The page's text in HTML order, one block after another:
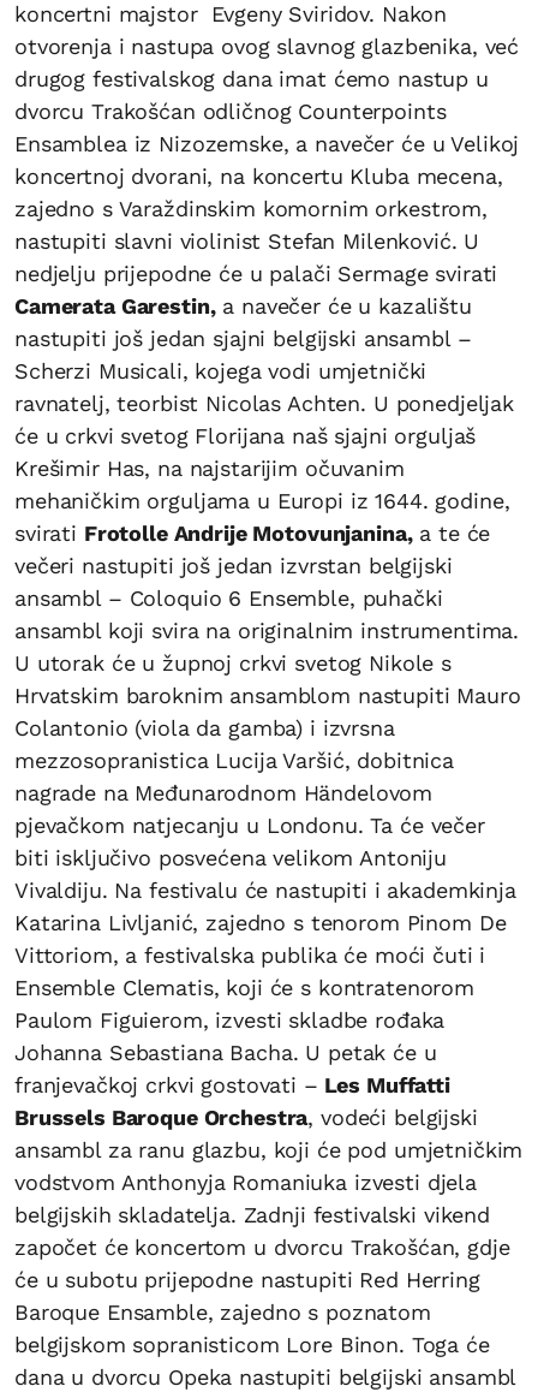
koncertni majstor Evgeny Sviridov. Nakon
otvorenja i nastupa ovog slavnog glazbenika, već
drugog festivalskog dana imat ćemo nastup u
dvorcu Trakošćan odličnog Counterpoints
Ensamblea iz Nizozemske, a navečer će u Velikoj
koncertnoj dvorani, na koncertu Kluba mecena,
zajedno s Varaždinskim komornim orkestrom,
nastupiti slavni violinist Stefan Milenković. U
nedjelju prijepodne će u palači Sermage svirati
Camerata Garestin,a navečer će u kazalištu
nastupiti još jedan sjajni belgijski ansambl –
Scherzi Musicali, kojega vodi umjetnički
ravnatelj, teorbist Nicolas Achten. U ponedjeljak
će u crkvi svetog Florijana naš sjajni orguljaš
Krešimir Has, na najstarijim očuvanim
mehaničkim orguljama u Europi iz 1644. godine,
svirati Frotolle Andrije Motovunjanina,a te će
večeri nastupiti još jedan izvrstan belgijski
ansambl – Coloquio 6 Ensemble, puhački
ansambl koji svira na originalnim instrumentima.
U utorak će u župnoj crkvi svetog Nikole s
Hrvatskim baroknim ansamblom nastupiti Mauro
Colantonio (viola da gamba) i izvrsna
mezzosopranistica Lucija Varšić, dobitnica
nagrade na Međunarodnom Händelovom
pjevačkom natjecanju u Londonu. Ta će večer
biti isključivo posvećena velikom Antoniju
Vivaldiju. Na festivalu će nastupiti i akademkinja
Katarina Livljanić, zajedno s tenorom Pinom De
Vittoriom, a festivalska publika će moći čuti i
Ensemble Clematis, koji će s kontratenorom
Paulom Figuierom, izvesti skladbe rođaka
Johanna Sebastiana Bacha. U petak će u
franjevačkoj crkvi gostovati – Les Muffatti
Brussels Baroque Orchestra, vodeći belgijski
ansambl za ranu glazbu, koji će pod umjetničkim
vodstvom Anthonyja Romaniuka izvesti djela
belgijskih skladatelja. Zadnji festivalski vikend
započet će koncertom u dvorcu Trakošćan, gdje
će u subotu prijepodne nastupiti Red Herring
Baroque Ensamble, zajedno s poznatom
belgijskom sopranisticom Lore Binon. Toga će
dana u dvorcu Opeka nastupiti belgijski ansambl